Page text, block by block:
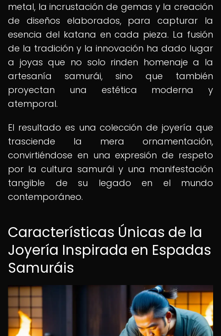
metal, la incrustación de gemas y la creación
de diseños elaborados, para capturar la
esencia del katana en cada pieza. La fusión
de la tradición y la innovación ha dado lugar
a joyas que no solo rinden homenaje a la
artesanía samurái, sino que también
proyectan una estética moderna y
atemporal.
El resultado es una colección de joyería que
trasciende la mera ornamentación,
convirtiéndose en una expresión de respeto
por la cultura samurái y una manifestación
tangible de su legado en el mundo
contemporáneo.
Características Únicas de la
Joyería Inspirada en Espadas
Samuráis